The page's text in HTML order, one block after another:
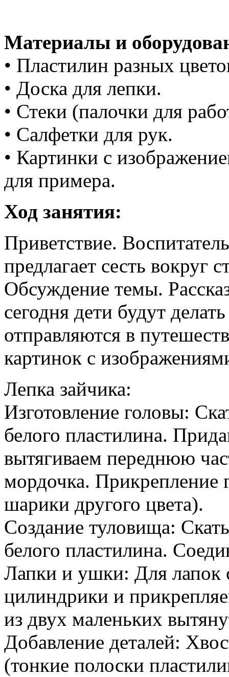
Материалы и
• Пластилин разных
• Доска для лепки.
• Стеки (палочки для
• Салфетки для рук.
• Картинки с
для примера.
Ход занятия:
Приветствие.
предлагает сесть вокруг
Обсуждение темы.
сегодня дети будут
отправляются в
картинок с
Лепка зайчика:
Изготовление головы:
белого пластилина.
вытягиваем переднюю
мордочка. Прикрепление
шарики другого цвета).
Создание туловища:
белого пластилина.
Лапки и ушки: Для лапок
цилиндрики и
из двух маленьких
Добавление деталей:
(тонкие полоски